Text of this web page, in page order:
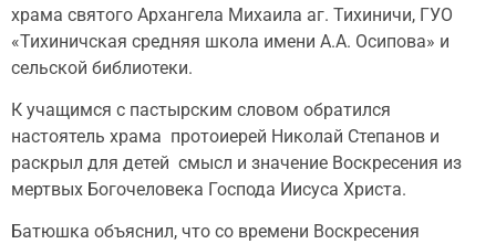
храма святого Архангела Михаила аг. Тихиничи, ГУО
«Тихиничская средняя школа имени А.А. Осипова» и
сельской библиотеки.
К учащимся с пастырским словом обратился
настоятель храма протоиерей Николай Степанов и
раскрыл для детей смысл и значение Воскресения из
мертвых Богочеловека Господа Иисуса Христа.
Батюшка объяснил, что со времени Воскресения